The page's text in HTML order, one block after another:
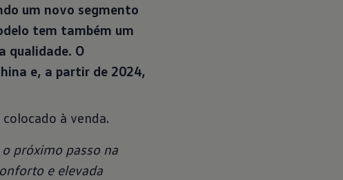
um novo segmento
tem também um
qualidade. O
e, a partir de 2024,
à venda.
próximo passo na
e elevada